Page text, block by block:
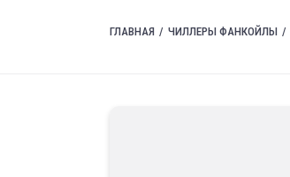
ГЛАВНАЯ ЧИЛЛЕРЫ ФАНКОЙЛЫ